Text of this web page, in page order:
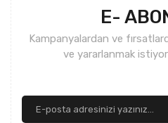
E-
Kampanyalardan ve
ve yararlanmak